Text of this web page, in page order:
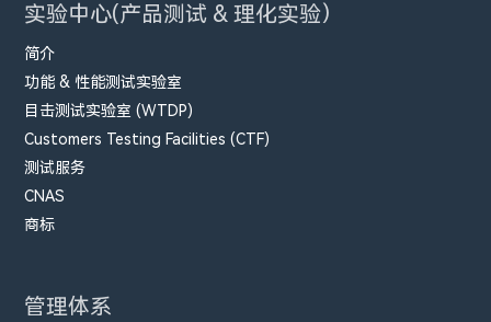
实验中心(产品测试 & 理化实验）
简介
功能 & 性能测试实验室
目击测试实验室 (WTDP)
Customers Testing Facilities (CTF)
测试服务
CNAS
商标
管理体系